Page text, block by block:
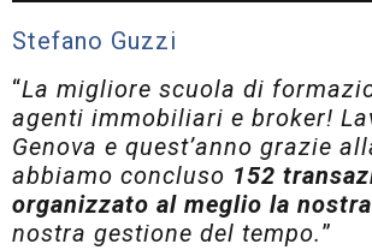
Stefano Guzzi
“La migliore scuola di
agenti immobiliari e broker!
Genova e quest’anno grazie
abbiamo concluso 152
organizzato al meglio la
nostra gestione del tempo.”